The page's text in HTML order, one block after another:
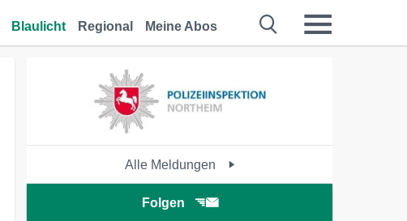
Blaulicht Regional Meine Abos
Alle Meldungen
Folgen